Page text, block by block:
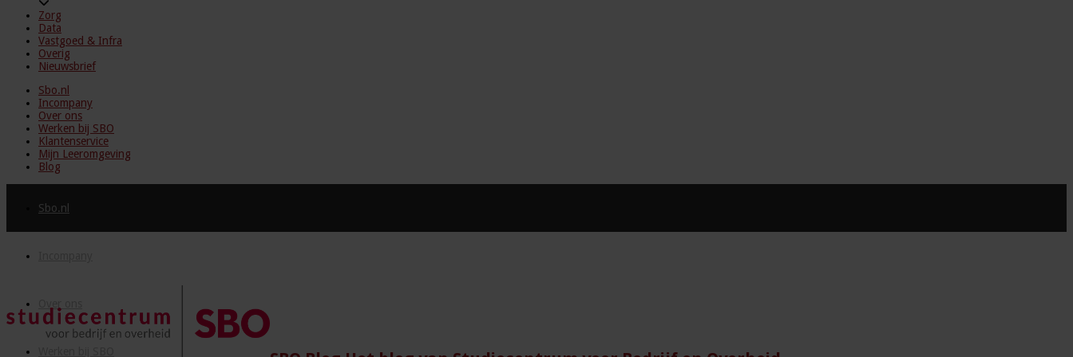
Zorg
Data
Vastgoed & Infra
Overig
Nieuwsbrief
Sbo.nl
Incompany
Over ons
Werken bij SBO
Klantenservice
Mijn Leeromgeving
Blog
Sbo.nl